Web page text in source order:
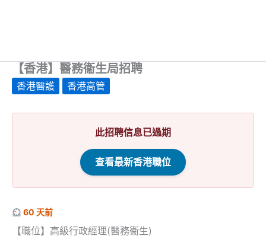
【香港】醫務衞生局招聘
香港醫護 香港高管
此招聘信息已過期
查看最新香港職位
60 天前
【職位】高級行政經理(醫務衞生)